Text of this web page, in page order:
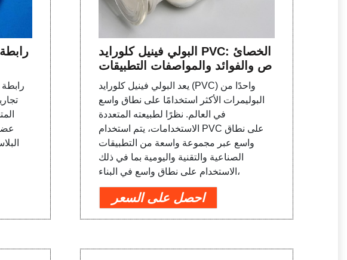
البولي فينيل كلورايد PVC: الخصائ
ص والفوائد والمواصفات التطبيقات
يعد البولي فينيل كلورايد (PVC) واحدًا من
البوليمرات الأكثر استخدامًا على نطاق واسع
في العالم. نظرًا لطبيعته المتعددة
الاستخدامات، يتم استخدام PVC على نطاق
واسع عبر مجموعة واسعة من التطبيقات
الصناعية والتقنية واليومية بما في ذلك
الاستخدام على نطاق واسع في البناء،
احصل على السعر